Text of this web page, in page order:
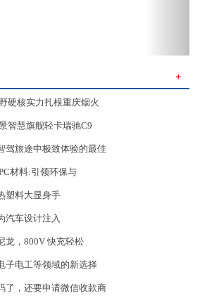
＋
硬核实力扎根重庆烟火
智慧旗舰轻卡瑞驰C9
驾旅途中极致体验的最佳
材料:引领环保与
塑料大显身手
汽车设计注入
龙，800V 快充轻松
子电工等领域的新选择
了，还要申请微信收款商